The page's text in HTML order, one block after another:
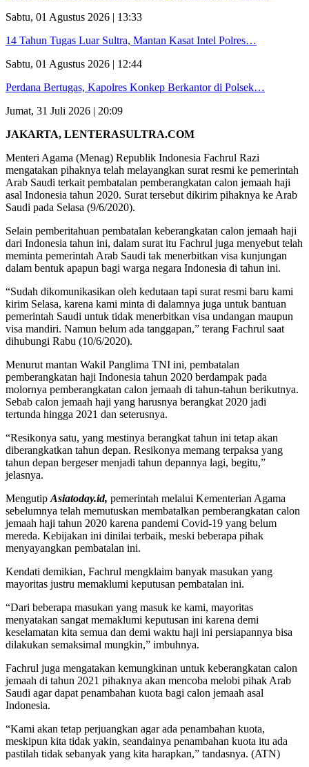
Sabtu, 01 Agustus 2026 | 13:33
14 Tahun Tugas Luar Sultra, Mantan Kasat Intel Polres…
Sabtu, 01 Agustus 2026 | 12:44
Perdana Bertugas, Kapolres Konkep Berkantor di Polsek…
Jumat, 31 Juli 2026 | 20:09
JAKARTA, LENTERASULTRA.COM
Menteri Agama (Menag) Republik Indonesia Fachrul Razi
mengatakan pihaknya telah melayangkan surat resmi ke pemerintah
Arab Saudi terkait pembatalan pemberangkatan calon jemaah haji
asal Indonesia tahun 2020. Surat tersebut dikirim pihaknya ke Arab
Saudi pada Selasa (9/6/2020).
Selain pemberitahuan pembatalan keberangkatan calon jemaah haji
dari Indonesia tahun ini, dalam surat itu Fachrul juga menyebut telah
meminta pemerintah Arab Saudi tak menerbitkan visa kunjungan
dalam bentuk apapun bagi warga negara Indonesia di tahun ini.
“Sudah dikomunikasikan oleh kedutaan tapi surat resmi baru kami
kirim Selasa, karena kami minta di dalamnya juga untuk bantuan
pemerintah Saudi untuk tidak menerbitkan visa undangan maupun
visa mandiri. Namun belum ada tanggapan,” terang Fachrul saat
dihubungi Rabu (10/6/2020).
Menurut mantan Wakil Panglima TNI ini, pembatalan
pemberangkatan haji Indonesia tahun 2020 berdampak pada
molornya pemberangkatan calon jemaah di tahun-tahun berikutnya.
Sebab calon jemaah haji yang harusnya berangkat 2020 jadi
tertunda hingga 2021 dan seterusnya.
“Resikonya satu, yang mestinya berangkat tahun ini tetap akan
diberangkatkan tahun depan. Resikonya memang terpaksa yang
tahun depan bergeser menjadi tahun depannya lagi, begitu,”
jelasnya.
Mengutip Asiatoday.id, pemerintah melalui Kementerian Agama
sebelumnya telah memutuskan membatalkan pemberangkatan calon
jemaah haji tahun 2020 karena pandemi Covid-19 yang belum
mereda. Kebijakan ini dinilai terbaik, meski beberapa pihak
menyayangkan pembatalan ini.
Kendati demikian, Fachrul mengklaim banyak masukan yang
mayoritas justru memaklumi keputusan pembatalan ini.
“Dari beberapa masukan yang masuk ke kami, mayoritas
menyatakan sangat memaklumi keputusan ini karena demi
keselamatan kita semua dan demi waktu haji ini persiapannya bisa
dilakukan semaksimal mungkin,” imbuhnya.
Fachrul juga mengatakan kemungkinan untuk keberangkatan calon
jemaah di tahun 2021 pihaknya akan mencoba melobi pihak Arab
Saudi agar dapat penambahan kuota bagi calon jemaah asal
Indonesia.
“Kami akan tetap perjuangkan agar ada penambahan kuota,
meskipun kita tidak yakin, seandainya penambahan kuota itu ada
pastilah tidak sebanyak yang kita harapkan,” tandasnya. (ATN)